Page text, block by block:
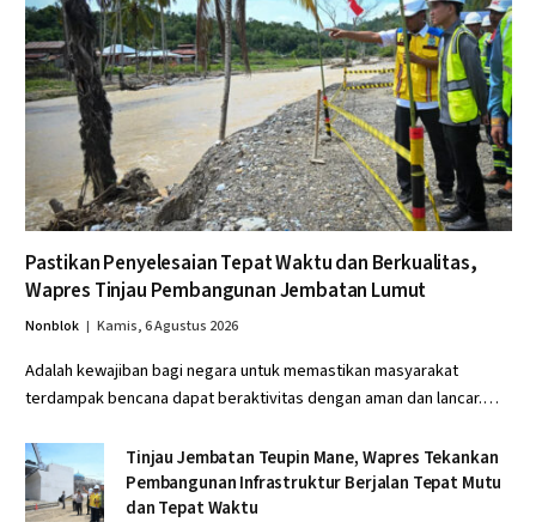
Pastikan Penyelesaian Tepat Waktu dan Berkualitas,
Wapres Tinjau Pembangunan Jembatan Lumut
Nonblok Kamis, 6 Agustus 2026
Adalah kewajiban bagi negara untuk memastikan masyarakat
terdampak bencana dapat beraktivitas dengan aman dan lancar.…
Tinjau Jembatan Teupin Mane, Wapres Tekankan
Pembangunan Infrastruktur Berjalan Tepat Mutu
dan Tepat Waktu